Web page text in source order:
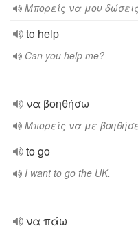
Μπορείς να μου
to help
Can you help me?
να βοηθήσω
Μπορείς να με
to go
I want to go the UK.
να πάω